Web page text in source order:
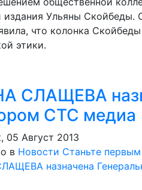
издания Ульяны Скойбеды.
что колонка
этики.
СЛАЩЕВА
СТС медиа
05 Август 2013
в Новости Станьте